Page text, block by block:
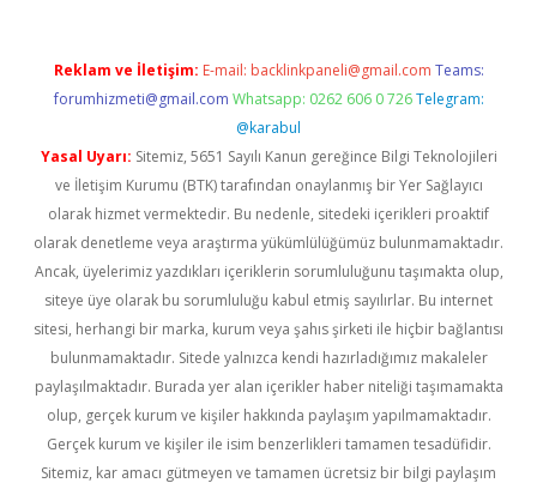
Reklam ve İletişim: E-mail: backlinkpaneli@gmail.com Teams:
forumhizmeti@gmail.com Whatsapp: 0262 606 0 726 Telegram:
@karabul
Yasal Uyarı: Sitemiz, 5651 Sayılı Kanun gereğince Bilgi Teknolojileri
ve İletişim Kurumu (BTK) tarafından onaylanmış bir Yer Sağlayıcı
olarak hizmet vermektedir. Bu nedenle, sitedeki içerikleri proaktif
olarak denetleme veya araştırma yükümlülüğümüz bulunmamaktadır.
Ancak, üyelerimiz yazdıkları içeriklerin sorumluluğunu taşımakta olup,
siteye üye olarak bu sorumluluğu kabul etmiş sayılırlar. Bu internet
sitesi, herhangi bir marka, kurum veya şahıs şirketi ile hiçbir bağlantısı
bulunmamaktadır. Sitede yalnızca kendi hazırladığımız makaleler
paylaşılmaktadır. Burada yer alan içerikler haber niteliği taşımamakta
olup, gerçek kurum ve kişiler hakkında paylaşım yapılmamaktadır.
Gerçek kurum ve kişiler ile isim benzerlikleri tamamen tesadüfidir.
Sitemiz, kar amacı gütmeyen ve tamamen ücretsiz bir bilgi paylaşım